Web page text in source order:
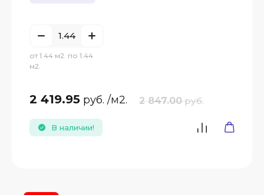
от 1.44 м2. по 1.44
м2.
2 419.95 руб. /м2. 2 847.00 руб.
В наличии!